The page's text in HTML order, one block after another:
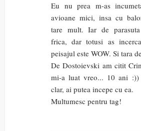
Eu nu prea m-as
avioane mici, insa cu
tare mult. Iar de
frica, dar totusi as
peisajul este WOW. Si tara
De Dostoievski am citit
mi-a luat vreo... 10 ani
clar, ai putea incepe cu ea.
Multumesc pentru tag!